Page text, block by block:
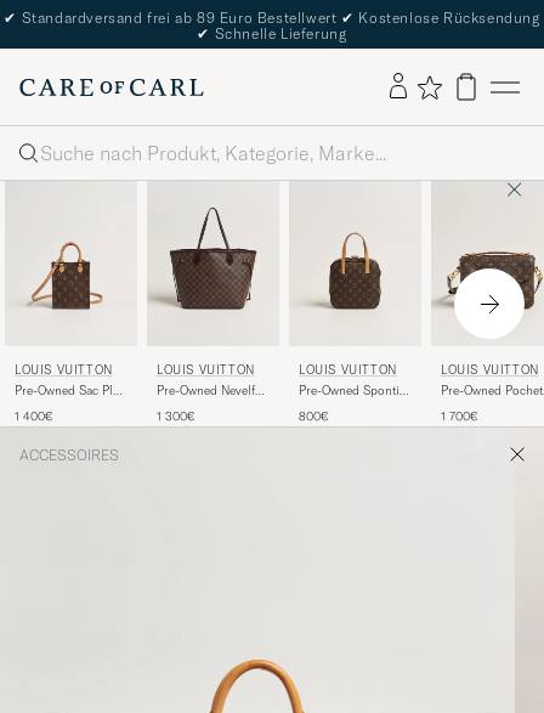
✔ Standardversand frei ab 89 Euro Bestellwert ✔ Kostenlose Rücksendung
✔ Schnelle Lieferung
Suche
LOUIS VUITTON
Pre-Owned Sac Plat
Monogram
1 400€
LOUIS VUITTON
Pre-Owned Nevelfull
1 300€
LOUIS VUITTON
Pre-Owned Spontini
800€
LOUIS VUITTON
Pre-Owned
1 700€
ACCESSOIRES